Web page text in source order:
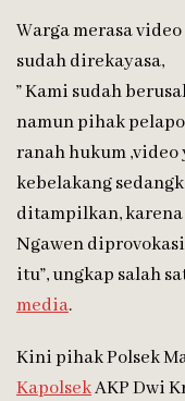
Warga merasa
sudah direkayasa,
” Kami sudah
namun pihak
ranah hukum
kebelakang
ditampilkan,
Ngawen
itu”, ungkap salah
media.
Kini pihak Polsek
KapolsekAKP Dwi